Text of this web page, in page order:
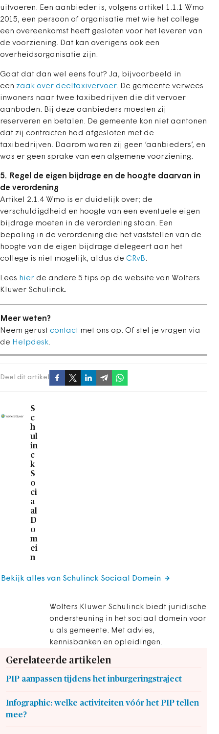
uitvoeren. Een aanbieder is, volgens artikel 1.1.1 Wmo
2015, een persoon of organisatie met wie het college
een overeenkomst heeft gesloten voor het leveren van
de voorziening. Dat kan overigens ook een
overheidsorganisatie zijn.
Gaat dat dan wel eens fout? Ja, bijvoorbeeld in
een zaak over deeltaxivervoer. De gemeente verwees
inwoners naar twee taxibedrijven die dit vervoer
aanboden. Bij deze aanbieders moesten zij
reserveren en betalen. De gemeente kon niet aantonen
dat zij contracten had afgesloten met de
taxibedrijven. Daarom waren zij geen ‘aanbieders’, en
was er geen sprake van een algemene voorziening.
5. Regel de eigen bijdrage en de hoogte daarvan in
de verordening
Artikel 2.1.4 Wmo is er duidelijk over; de
verschuldigdheid en hoogte van een eventuele eigen
bijdrage moeten in de verordening staan. Een
bepaling in de verordening die het vaststellen van de
hoogte van de eigen bijdrage delegeert aan het
college is niet mogelijk, aldus de CRvB.
Lees hier de andere 5 tips op de website van Wolters
Kluwer Schulinck.
Meer weten?
Neem gerust contact met ons op. Of stel je vragen via
de Helpdesk.
Deel dit artikel
S
c
h
ul
in
c
k
S
o
ci
a
al
D
o
m
ei
n
Wolters Kluwer Schulinck biedt juridische
ondersteuning in het sociaal domein voor
u als gemeente. Met advies,
kennisbanken en opleidingen.
Bekijk alles van Schulinck Sociaal Domein
Gerelateerde artikelen
PIP aanpassen tijdens het inburgeringstraject
Infographic: welke activiteiten vóór het PIP tellen
mee?